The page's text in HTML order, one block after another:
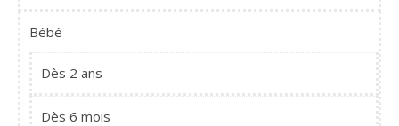
Bébé
Dès 2 ans
Dès 6 mois